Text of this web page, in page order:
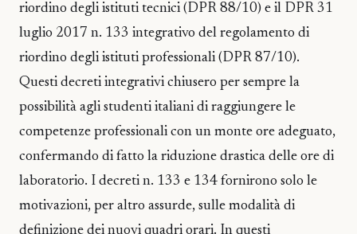
riordino degli istituti tecnici (DPR 88/10) e il DPR 31
luglio 2017 n. 133 integrativo del regolamento di
riordino degli istituti professionali (DPR 87/10).
Questi decreti integrativi chiusero per sempre la
possibilità agli studenti italiani di raggiungere le
competenze professionali con un monte ore adeguato,
confermando di fatto la riduzione drastica delle ore di
laboratorio. I decreti n. 133 e 134 fornirono solo le
motivazioni, per altro assurde, sulle modalità di
definizione dei nuovi quadri orari. In questi